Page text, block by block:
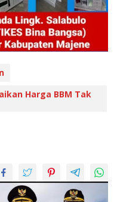
Harga BBM Tak